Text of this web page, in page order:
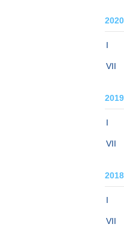
2020
I
VII
2019
I
VII
2018
I
VII